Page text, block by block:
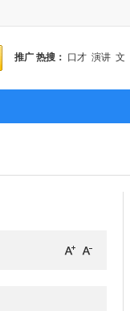
推广 热搜： 口才 演讲 文